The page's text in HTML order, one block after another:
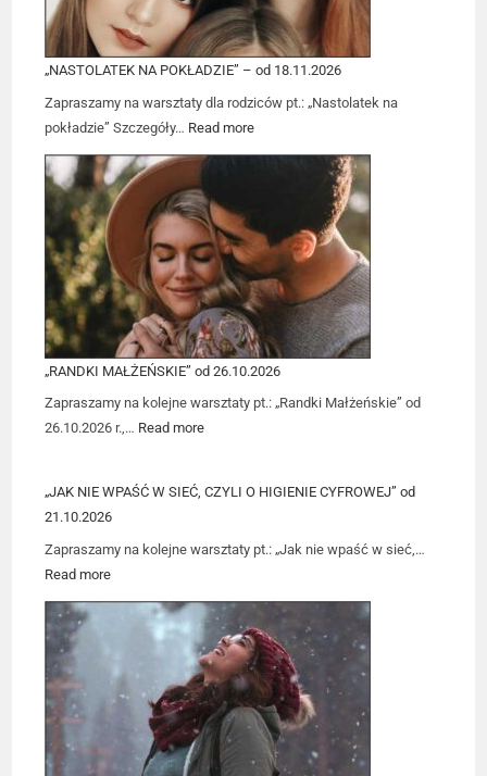
„NASTOLATEK NA POKŁADZIE” – od 18.11.2026
Zapraszamy na warsztaty dla rodziców pt.: „Nastolatek na
pokładzie” Szczegóły… Read more
„RANDKI MAŁŻEŃSKIE” od 26.10.2026
Zapraszamy na kolejne warsztaty pt.: „Randki Małżeńskie” od
26.10.2026 r.,… Read more
„JAK NIE WPAŚĆ W SIEĆ, CZYLI O HIGIENIE CYFROWEJ” od
21.10.2026
Zapraszamy na kolejne warsztaty pt.: „Jak nie wpaść w sieć,…
Read more